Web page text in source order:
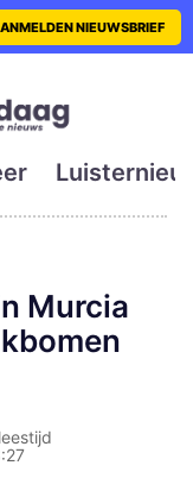
eerste
NIEUWSBRIEF
Murcia